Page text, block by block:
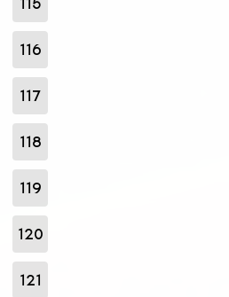
116
117
118
119
120
121